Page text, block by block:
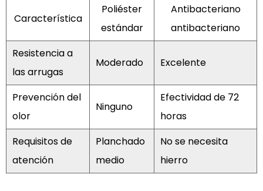
fabricación
detrás
de
hilos
funcionales
3.1
3.1
proceso
de
Característica
Poliéster
estándar
Antibacteriano
antibacteriano
Resistencia a
las arrugas
Moderado Excelente
Prevención del
olor
Ninguno
Efectividad de 72
horas
Requisitos de
atención
Planchado
medio
No se necesita
hierro